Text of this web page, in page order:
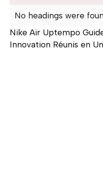
No headings were
Nike Air Uptempo
Innovation Réunis en Un